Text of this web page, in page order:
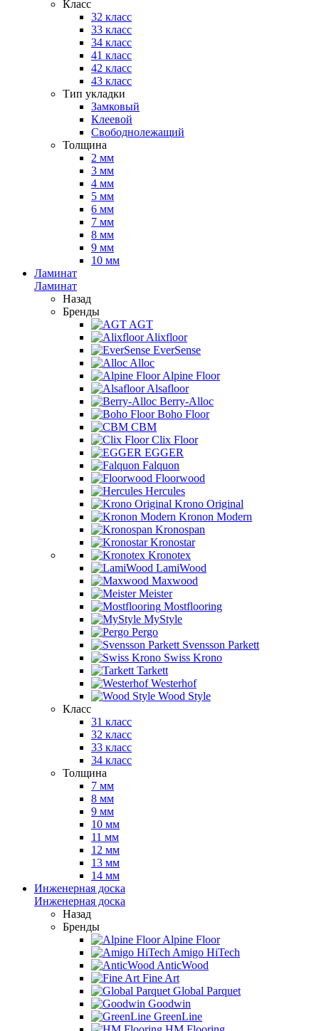
Класс
32 класс
33 класс
34 класс
41 класс
42 класс
43 класс
Тип укладки
Замковый
Клеевой
Свободнолежащий
Толщина
2 мм
3 мм
4 мм
5 мм
6 мм
7 мм
8 мм
9 мм
10 мм
Ламинат
Ламинат
Назад
Бренды
AGT
Alixfloor
EverSense
Alloc
Alpine Floor
Alsafloor
Berry-Alloc
Boho Floor
CBM
Clix Floor
EGGER
Falquon
Floorwood
Hercules
Krono Original
Kronon Modern
Kronospan
Kronostar
Kronotex
LamiWood
Maxwood
Meister
Mostflooring
MyStyle
Pergo
Svensson Parkett
Swiss Krono
Tarkett
Westerhof
Wood Style
Класс
31 класс
32 класс
33 класс
34 класс
Толщина
7 мм
8 мм
9 мм
10 мм
11 мм
12 мм
13 мм
14 мм
Инженерная доска
Инженерная доска
Назад
Бренды
Alpine Floor
Amigo HiTech
AnticWood
Fine Art
Global Parquet
Goodwin
GreenLine